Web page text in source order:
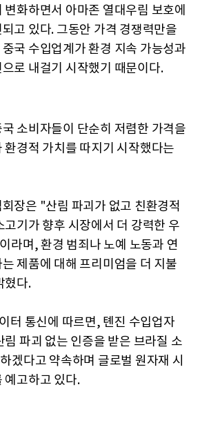
변화하면서 아마존 열대우림 보호에
고 있다. 그동안 가격 경쟁력만을
국 수입업계가 환경 지속 가능성과
로 내걸기 시작했기 때문이다.
소비자들이 단순히 저렴한 가격을
환경적 가치를 따지기 시작했다는
장은 "산림 파괴가 없고 친환경적
고기가 향후 시장에서 더 강력한 우
라며, 환경 범죄나 노예 노동과 연
제품에 대해 프리미엄을 더 지불
혔다.
터 통신에 따르면, 톈진 수입업자
림 파괴 없는 인증을 받은 브라질 소
겠다고 약속하며 글로벌 원자재 시
예고하고 있다.